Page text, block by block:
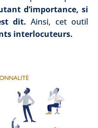
d’importance, si
dit. Ainsi, cet outil
interlocuteurs.